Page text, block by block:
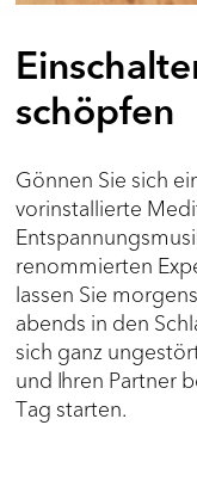
schöpfen
Gönnen Sie sich
vorinstallierte
renommierten
lassen Sie
abends in den
sich ganz
und Ihren Partner
Tag starten.